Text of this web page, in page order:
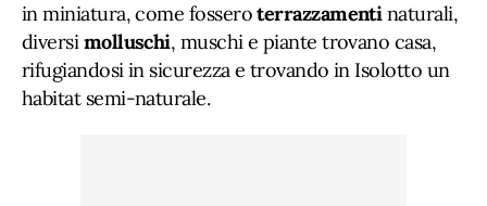
in miniatura, come fosseroterrazzamentinaturali,
diversimolluschi, muschi e piante trovano casa,
rifugiandosi in sicurezza e trovando in Isolotto un
habitat semi-naturale.